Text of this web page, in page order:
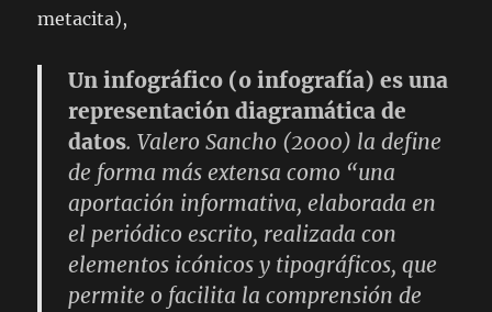
metacita),
Un infográfico (o infografía) es una
representación diagramática de
datos. Valero Sancho (2000) la define
de forma más extensa como “una
aportación informativa, elaborada en
el periódico escrito, realizada con
elementos icónicos y tipográficos, que
permite o facilita la comprensión de